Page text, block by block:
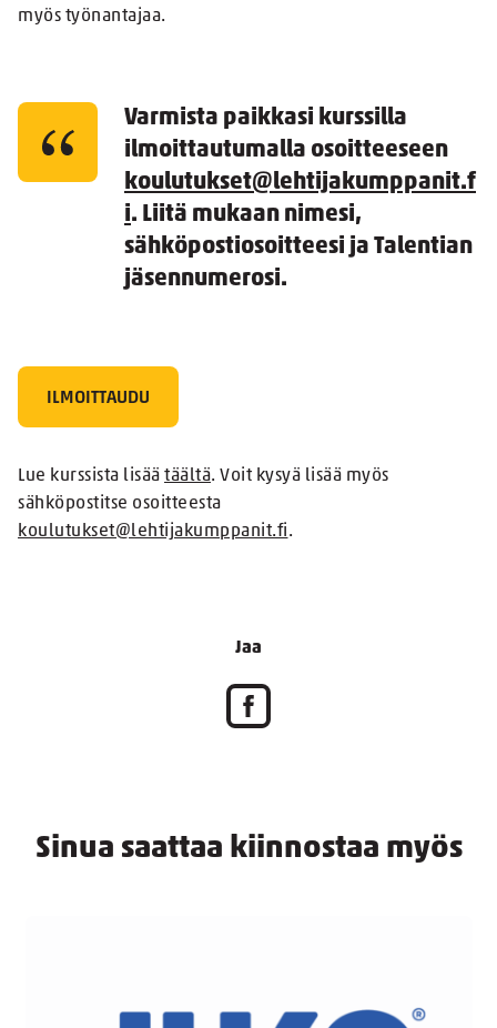
myös työnantajaa.
Varmista paikkasi kurssilla
ilmoittautumalla osoitteeseen
koulutukset@lehtijakumppanit.f
i. Liitä mukaan nimesi,
sähköpostiosoitteesi ja Talentian
jäsennumerosi.
ILMOITTAUDU
Lue kurssista lisää täältä. Voit kysyä lisää myös
sähköpostitse osoitteesta
koulutukset@lehtijakumppanit.fi.
Jaa
Sinua saattaa kiinnostaa myös